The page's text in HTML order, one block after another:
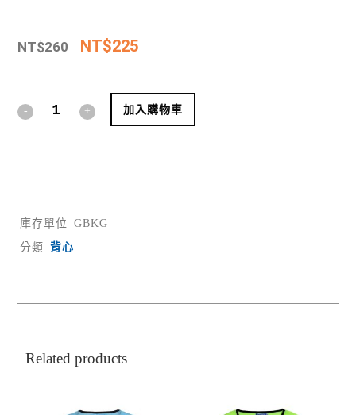
NT$260 NT$225
加入購物車
庫存單位
GBKG
分類
背心
Related products